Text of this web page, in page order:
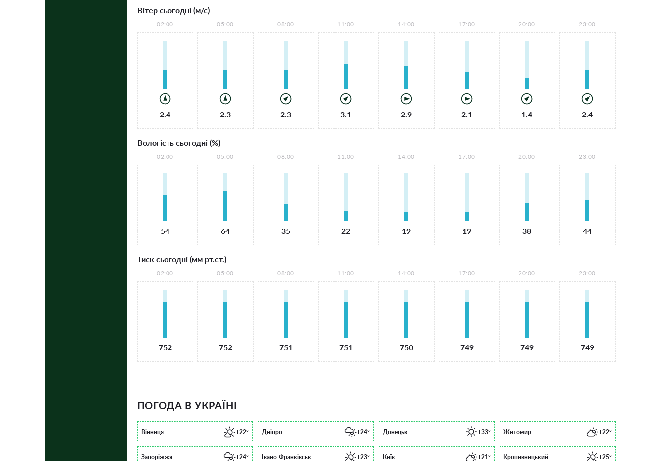
Вітер сьогодні (м/с)
02:00
2.4
05:00
2.3
08:00
2.3
11:00
3.1
14:00
2.9
17:00
2.1
20:00
1.4
23:00
2.4
Вологість сьогодні (%)
02:00
54
05:00
64
08:00
35
11:00
22
14:00
19
17:00
19
20:00
38
23:00
44
Тиск сьогодні (мм рт.ст.)
02:00
752
05:00
752
08:00
751
11:00
751
14:00
750
17:00
749
20:00
749
23:00
749
ПОГОДА В УКРАЇНІ
Вінниця +22° Дніпро +24° Донецьк +33° Житомир +22°
Запоріжжя +24° Івано-Франківськ +23° Київ +21° Кропивницький +25°